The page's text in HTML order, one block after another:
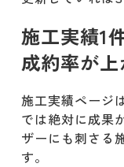
成功
った
成
ール
成功
施工実績1
成約率が上
施工実績ページ
では絶対に成果
ザーにも刺さる
す。